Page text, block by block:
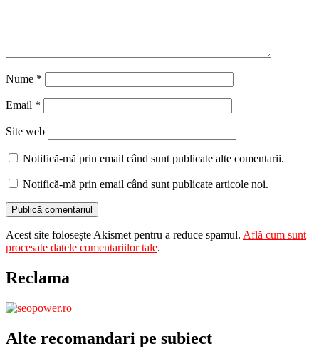
Nume *
Email *
Site web
Notifică-mă prin email când sunt publicate alte comentarii.
Notifică-mă prin email când sunt publicate articole noi.
Acest site folosește Akismet pentru a reduce spamul. Află cum sunt
procesate datele comentariilor tale.
Reclama
Alte recomandari pe subiect